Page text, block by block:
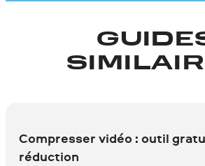
Compresser vidéo : outil
réduction